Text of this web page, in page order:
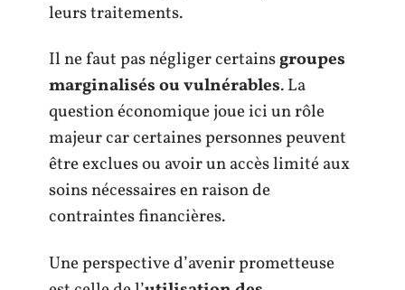
leurs traitements.
Il ne faut pas négliger certainsgroupes
marginalisés ou vulnérables. La
question économique joue ici un rôle
majeur car certaines personnes peuvent
être exclues ou avoir un accès limité aux
soins nécessaires en raison de
contraintes financières.
Une perspective d’avenir prometteuse